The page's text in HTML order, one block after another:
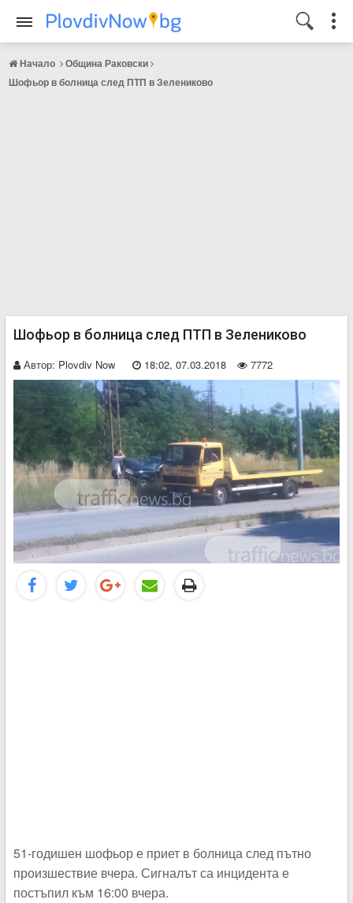
Начало
Община Раковски
Шофьор в болница след ПТП в Зелениково
Шофьор в болница след ПТП в Зелениково
Автор: Plovdiv Now 18:02, 07.03.2018 7772
51-годишен шофьор е приет в болница след пътно
произшествие вчера. Сигналът са инцидента е
постъпил към 16:00 вчера.